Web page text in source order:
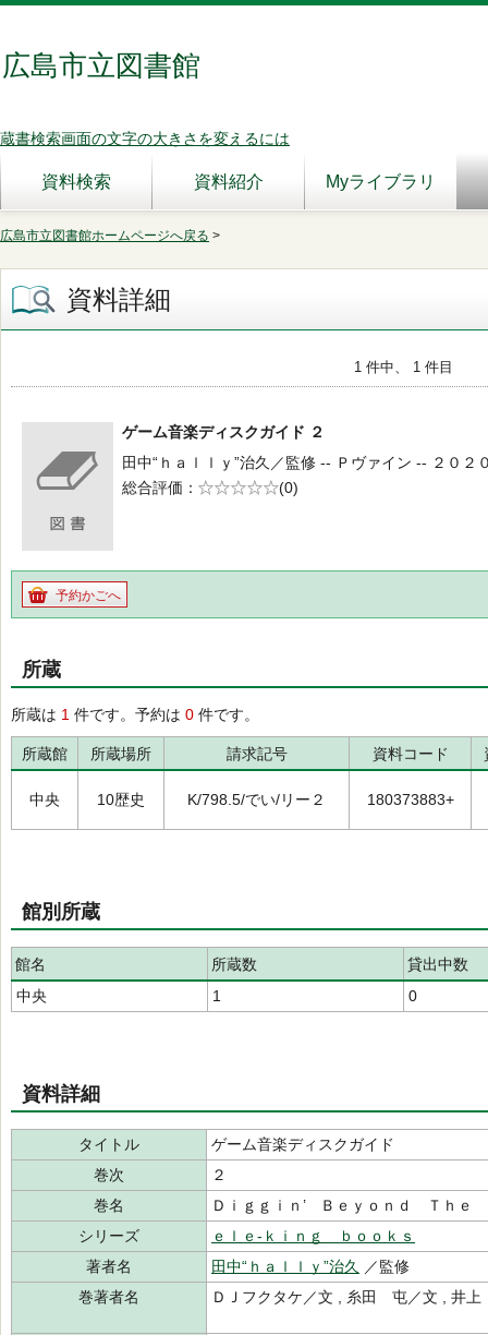
広島市立図書館
蔵書検索画面の文字の大きさを変えるには
資料検索 資料紹介 Myライブラリ
広島市立図書館ホームページへ戻る >
資料詳細
1 件中、 1 件目
ゲーム音楽ディスクガイド ２
田中“ｈａｌｌｙ”治久／監修 -- Ｐヴァイン -- ２０２
総合評価
5段階評価
(0)
予約かごへ
所蔵
所蔵は 1 件です。予約は 0 件です。
所蔵館 所蔵場所 請求記号 資料コード
中央 10歴史 K/798.5/でい/リー２ 180373883+
館別所蔵
館名 所蔵数
貸出中数
中央
1 0
資料詳細
タイトル
ゲーム音楽ディスクガイド
巻次
２
巻名
Ｄｉｇｇｉｎ’ Ｂｅｙｏｎｄ Ｔｈｅ
シリーズ
ｅｌｅ‐ｋｉｎｇ ｂｏｏｋｓ
著者名
田中“ｈａｌｌｙ”治久
／監修
巻著者名
ＤＪフクタケ／文 , 糸田 屯／文 , 井